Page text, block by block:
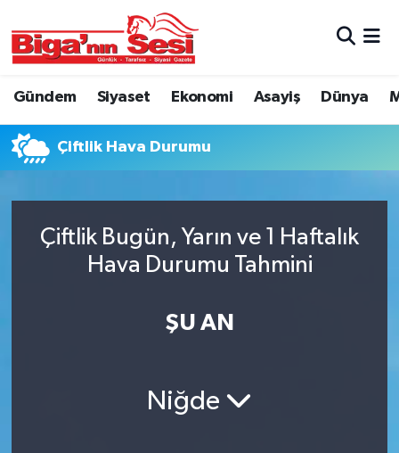
Gündem Siyaset Ekonomi Asayiş Dünya
Çiftlik Hava Durumu
Çiftlik Bugün, Yarın ve 1 Haftalık
Hava Durumu Tahmini
ŞU AN
Niğde
Asayiş
Belde ve Köyler
Belediye
Dünya
Çanakkale Hava Durumu
Süper Lig Puan Durumu ve Fikstür
Tüm Manşetler
Son Dakika Haberleri